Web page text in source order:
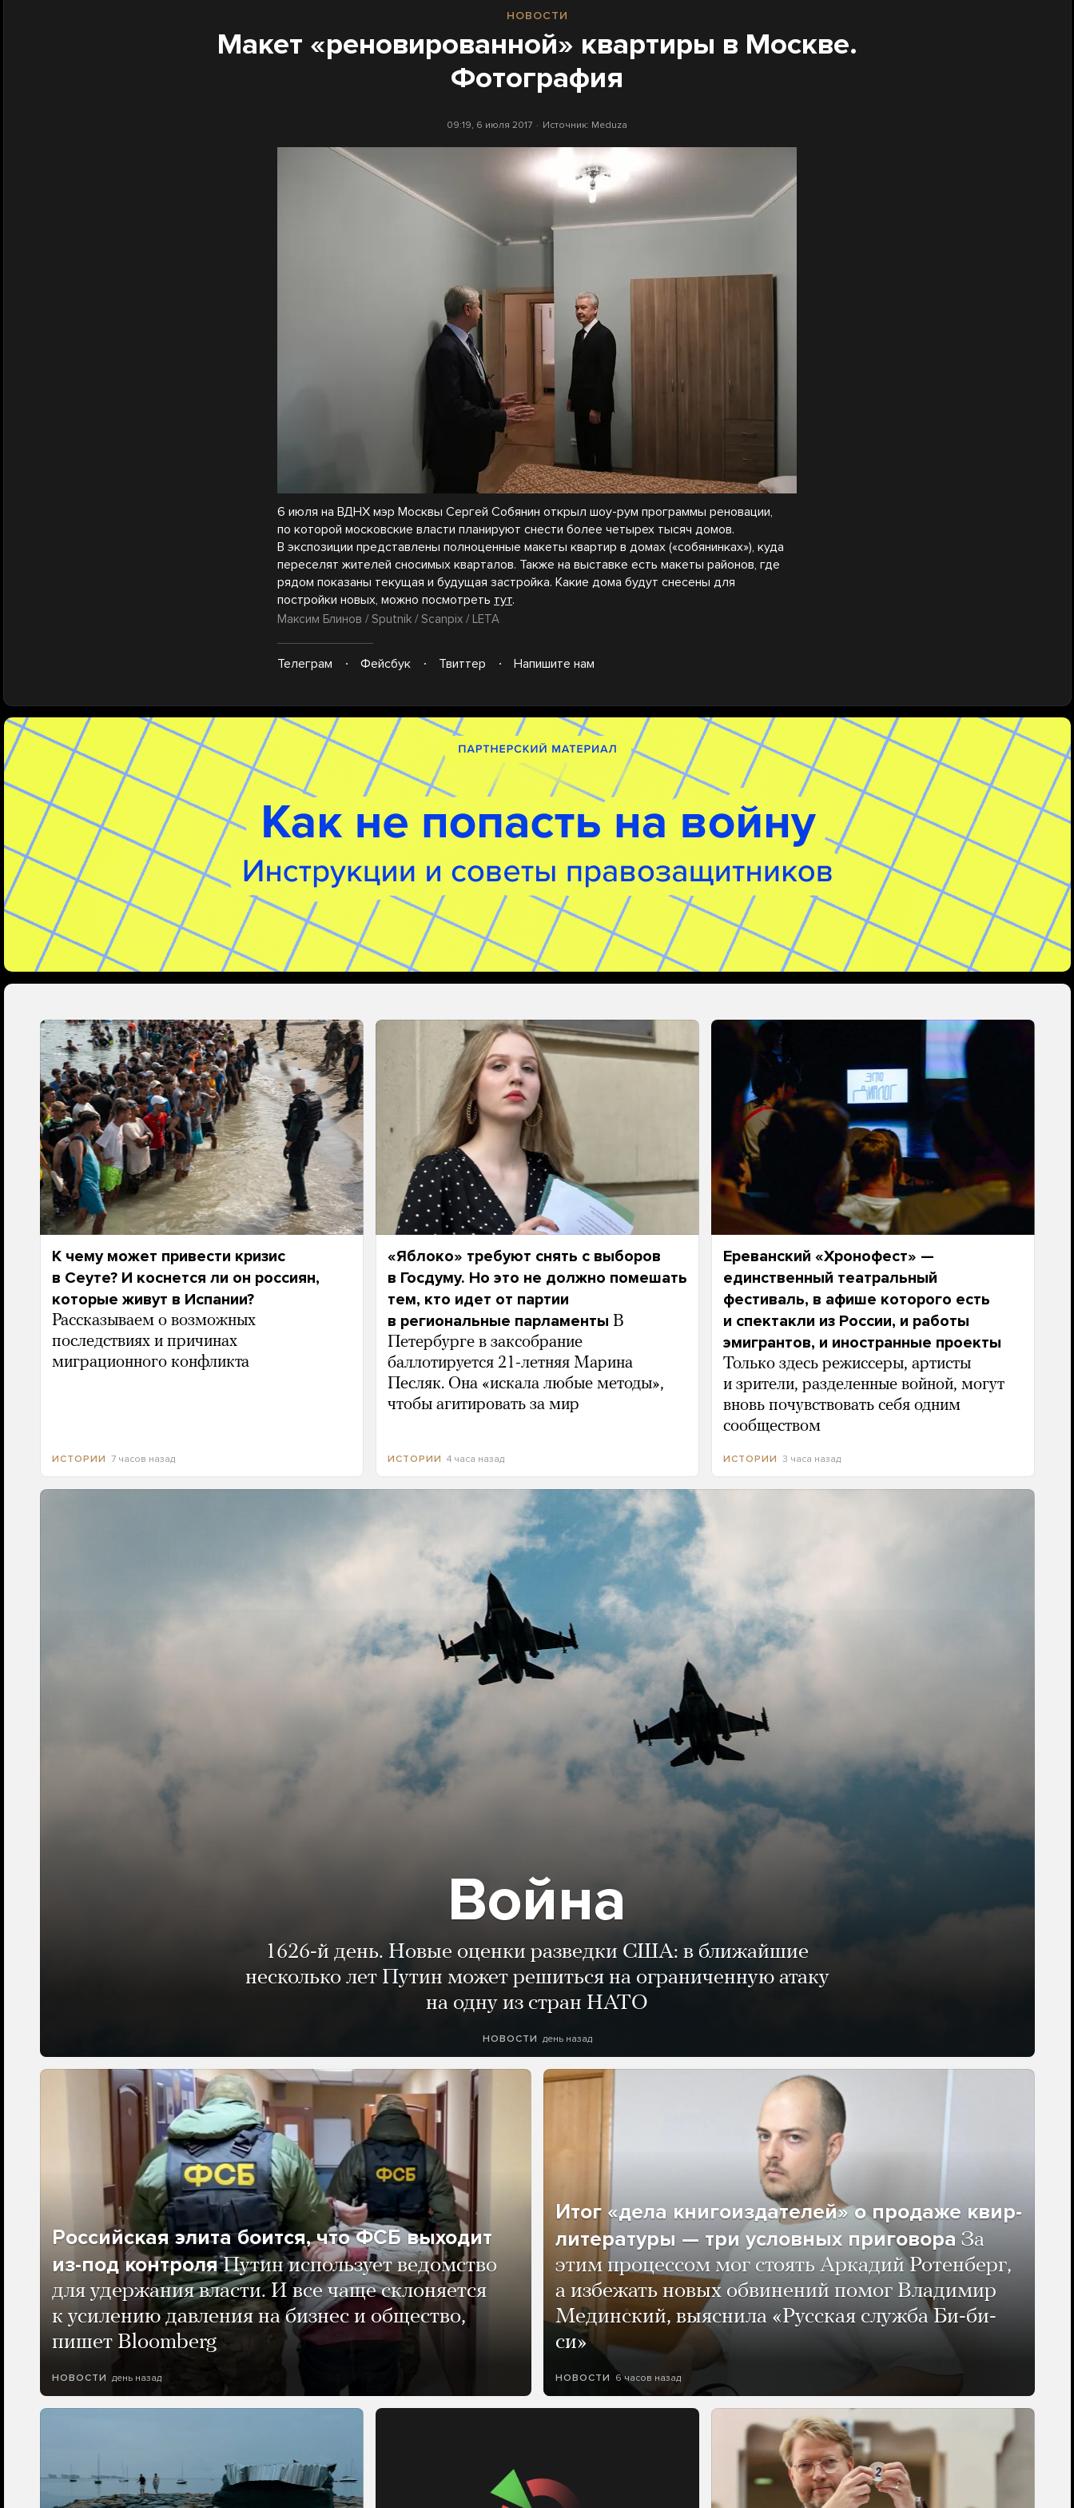
НОВОСТИ
Макет «реновированной» квартиры в Москве.
Фотография
09:19, 6 июля 2017 Источник: Meduza
6 июля на ВДНХ мэр Москвы Сергей Собянин открыл шоу-рум программы реновации,
по которой московские власти планируют снести более четырех тысяч домов.
В экспозиции представлены полноценные макеты квартир в домах («собянинках»), куда
переселят жителей сносимых кварталов. Также на выставке есть макеты районов, где
рядом показаны текущая и будущая застройка. Какие дома будут снесены для
постройки новых, можно посмотреть тут.
Максим Блинов / Sputnik / Scanpix / LETA
Телеграм Фейсбук Твиттер Напишите нам
К чему может привести кризис
в Сеуте? И коснется ли он россиян,
которые живут в Испании?
Рассказываем о возможных
последствиях и причинах
миграционного конфликта
ИСТОРИИ 7 часов назад
«Яблоко» требуют снять с выборов
в Госдуму. Но это не должно помешать
тем, кто идет от партии
в региональные парламенты В
Петербурге в заксобрание
баллотируется 21-летняя Марина
Песляк. Она «искала любые методы»,
чтобы агитировать за мир
ИСТОРИИ 4 часа назад
Ереванский «Хронофест» —
единственный театральный
фестиваль, в афише которого есть
и спектакли из России, и работы
эмигрантов, и иностранные проекты
Только здесь режиссеры, артисты
и зрители, разделенные войной, могут
вновь почувствовать себя одним
сообществом
ИСТОРИИ 3 часа назад
Война
1626-й день. Новые оценки разведки США: в ближайшие
несколько лет Путин может решиться на ограниченную атаку
на одну из стран НАТО
НОВОСТИ день назад
Российская элита боится, что ФСБ выходит
из-под контроля Путин использует ведомство
для удержания власти. И все чаще склоняется
к усилению давления на бизнес и общество,
пишет Bloomberg
НОВОСТИ день назад
Итог «дела книгоиздателей» о продаже квир-
литературы — три условных приговора За
этим процессом мог стоять Аркадий Ротенберг,
а избежать новых обвинений помог Владимир
Мединский, выяснила «Русская служба Би-би-
си»
НОВОСТИ 6 часов назад